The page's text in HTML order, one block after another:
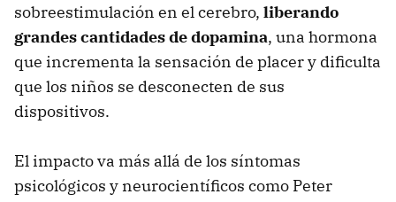
sobreestimulación en el cerebro, liberando
grandes cantidades de dopamina, una hormona
que incrementa la sensación de placer y dificulta
que los niños se desconecten de sus
dispositivos.
El impacto va más allá de los síntomas
psicológicos y neurocientíficos como Peter